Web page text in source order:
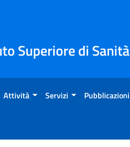
Superiore di Sanità
Attività Servizi Pubblicazioni